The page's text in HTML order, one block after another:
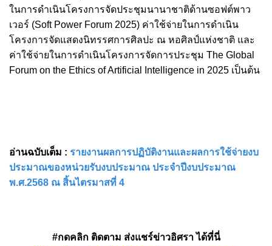
ในการดำเนินโครงการจัดประชุมนานาชาติด้านซอฟต์พาว
เวอร์ (Soft Power Forum 2025) ค่าใช้จ่ายในการดำเนิน
โครงการจัดแสดงนิทรรศการศิลปะ ณ หอศิลป์แห่งชาติ และ
ค่าใช้จ่ายในการดำเนินโครงการจัดการประชุม The Global
Forum on the Ethics of Artificial Intelligence in 2025 เป็นต้น
อ่านฉบับเต็ม : รายงานผลการปฏิบัติงานและผลการใช้จ่ายงบ
ประมาณของหน่วยรับงบประมาณ ประจำปีงบประมาณ
พ.ศ.2568 ณ สิ้นไตรมาสที่ 4
#กดคลิก ติดตาม ส่งแชร์ข่าวอิศรา ได้ที่นี่